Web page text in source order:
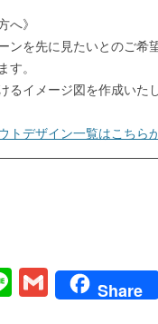
へ》
ンを先に見たいとのご希
す。
るイメージ図を作成いた
トデザイン一覧はこちら
Li
G
Share